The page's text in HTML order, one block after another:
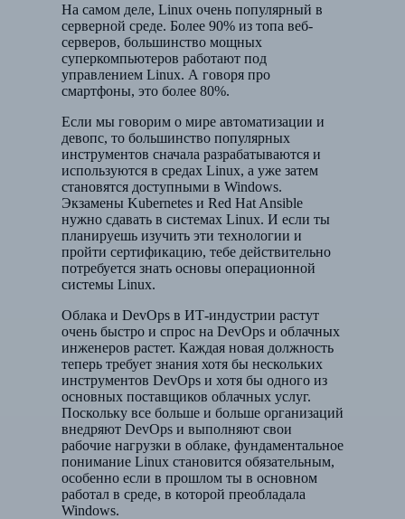
На самом деле, Linux очень популярный в
серверной среде. Более 90% из топа веб-
серверов, большинство мощных
суперкомпьютеров работают под
управлением Linux. А говоря про
смартфоны, это более 80%.
Если мы говорим о мире автоматизации и
девопс, то большинство популярных
инструментов сначала разрабатываются и
используются в средах Linux, а уже затем
становятся доступными в Windows.
Экзамены Kubernetes и Red Hat Ansible
нужно сдавать в системах Linux. И если ты
планируешь изучить эти технологии и
пройти сертификацию, тебе действительно
потребуется знать основы операционной
системы Linux.
Облака и DevOps в ИТ-индустрии растут
очень быстро и спрос на DevOps и облачных
инженеров растет. Каждая новая должность
теперь требует знания хотя бы нескольких
инструментов DevOps и хотя бы одного из
основных поставщиков облачных услуг.
Поскольку все больше и больше организаций
внедряют DevOps и выполняют свои
рабочие нагрузки в облаке, фундаментальное
понимание Linux становится обязательным,
особенно если в прошлом ты в основном
работал в среде, в которой преобладала
Windows.